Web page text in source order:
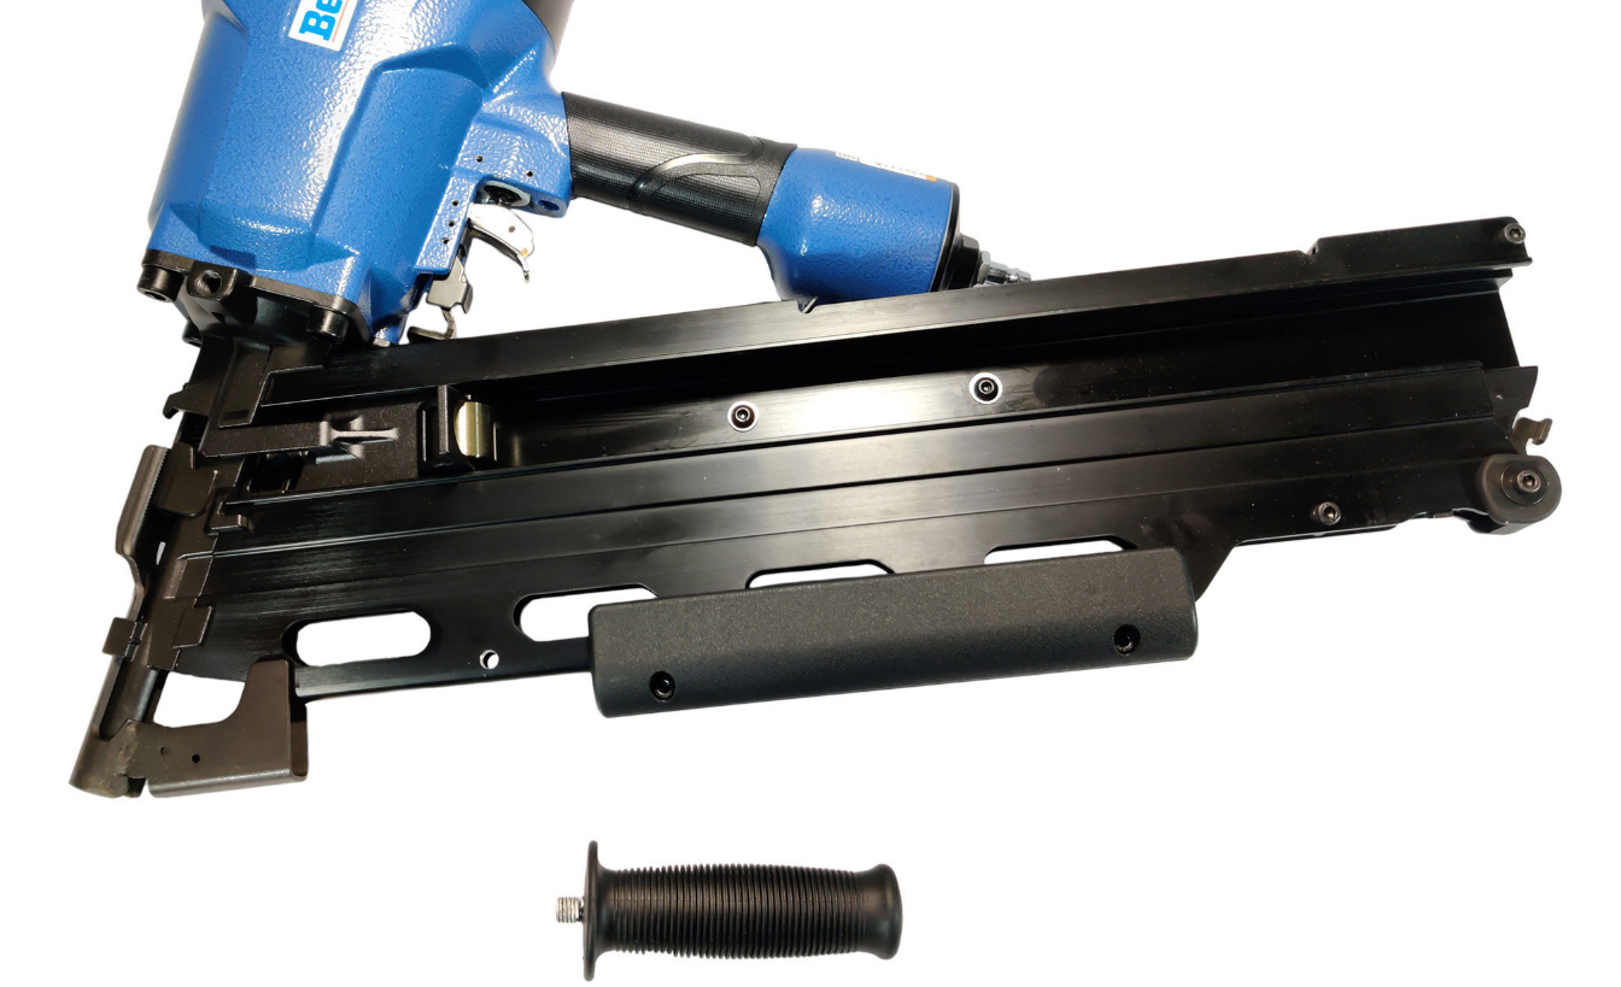
беспроводных систем мониторинга
беспроводных систем презентаций
бетоноломов
бетономешалок
безменов
биговщиков
биноклей
блендеров
блинниц
блоков автоматики насосов
блоков диспетчеризации
блоков коммутации
блоков охлаждения
блоков подключения
блоков управления
бойлеров
брошюраторов
брудеров
будильников
буферных накопителей
буклетмейкеров
бутербродниц
cd проигрывателей
cd ресиверов
cd транспортов
чаеварок
чайников
часов настенных
чебуречниц
чековых принтеров
чиллеров
дальномеров
дарсонвалей
датчиков качества воды
датчиков качества воздуха
датчиков протечки
держателей с беспроводной зарядкой автомобильных для телефона